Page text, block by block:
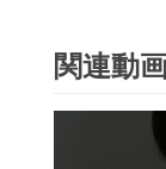
関連動